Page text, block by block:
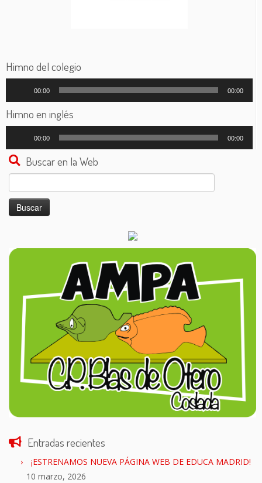
Himno del colegio
audio
00:00 00:00
Himno en inglés
audio
00:00 00:00
Buscar en la Web
Buscar:
Entradas recientes
¡ESTRENAMOS NUEVA PÁGINA WEB DE EDUCA MADRID!
10 marzo, 2026